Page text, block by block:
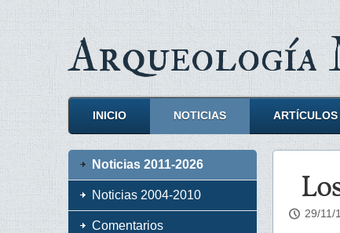
Arqueología
INICIO NOTICIAS ARTÍCULOS
29/11/
Noticias 2011-2026
Noticias 2004-2010
Comentarios